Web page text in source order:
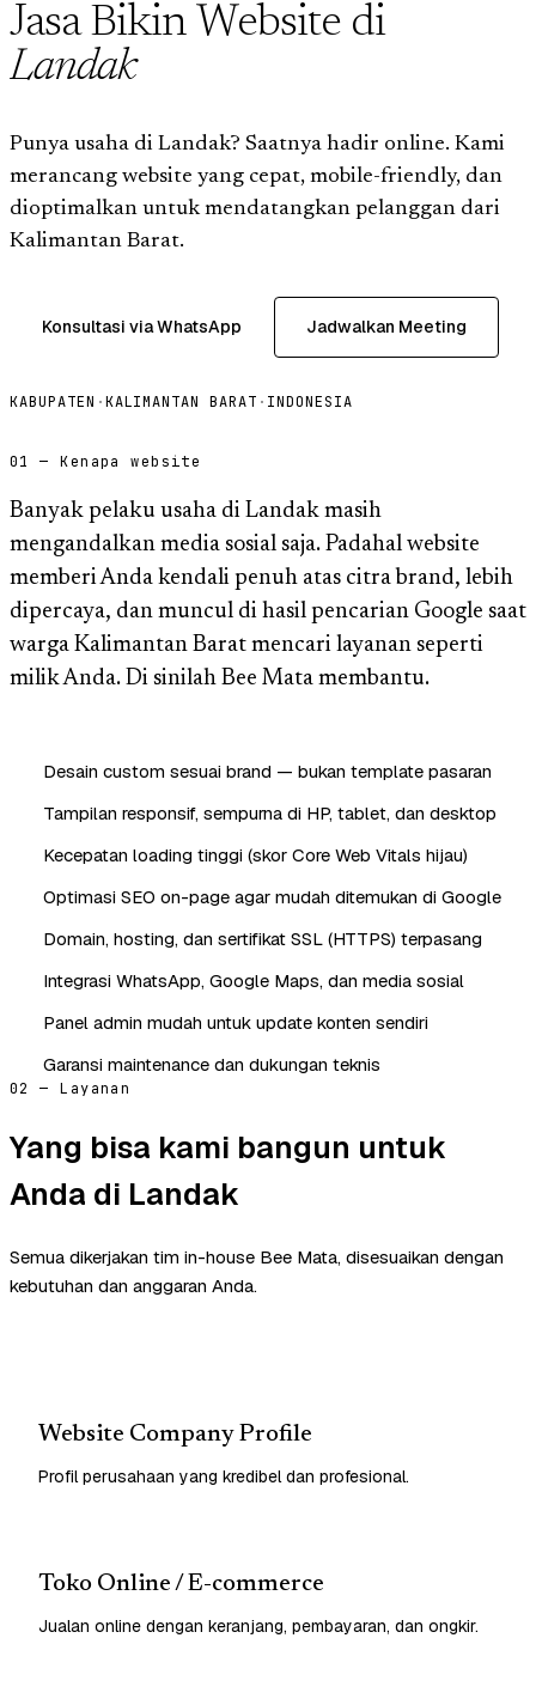
Jasa Bikin Website di
Landak
Punya usaha di Landak? Saatnya hadir online. Kami
merancang website yang cepat, mobile-friendly, dan
dioptimalkan untuk mendatangkan pelanggan dari
Kalimantan Barat.
Konsultasi via WhatsApp Jadwalkan Meeting
KABUPATEN ·KALIMANTAN BARAT · INDONESIA
01 — Kenapa website
Banyak pelaku usaha di Landak masih
mengandalkan media sosial saja. Padahal website
memberi Anda kendali penuh atas citra brand, lebih
dipercaya, dan muncul di hasil pencarian Google saat
warga Kalimantan Barat mencari layanan seperti
milik Anda. Di sinilah Bee Mata membantu.
Desain custom sesuai brand — bukan template pasaran
Tampilan responsif, sempurna di HP, tablet, dan desktop
Kecepatan loading tinggi (skor Core Web Vitals hijau)
Optimasi SEO on-page agar mudah ditemukan di Google
Domain, hosting, dan sertifikat SSL (HTTPS) terpasang
Integrasi WhatsApp, Google Maps, dan media sosial
Panel admin mudah untuk update konten sendiri
Garansi maintenance dan dukungan teknis
02 — Layanan
Yang bisa kami bangun untuk
Anda di Landak
Semua dikerjakan tim in-house Bee Mata, disesuaikan dengan
kebutuhan dan anggaran Anda.
Website Company Profile
Profil perusahaan yang kredibel dan profesional.
Toko Online / E-commerce
Jualan online dengan keranjang, pembayaran, dan ongkir.